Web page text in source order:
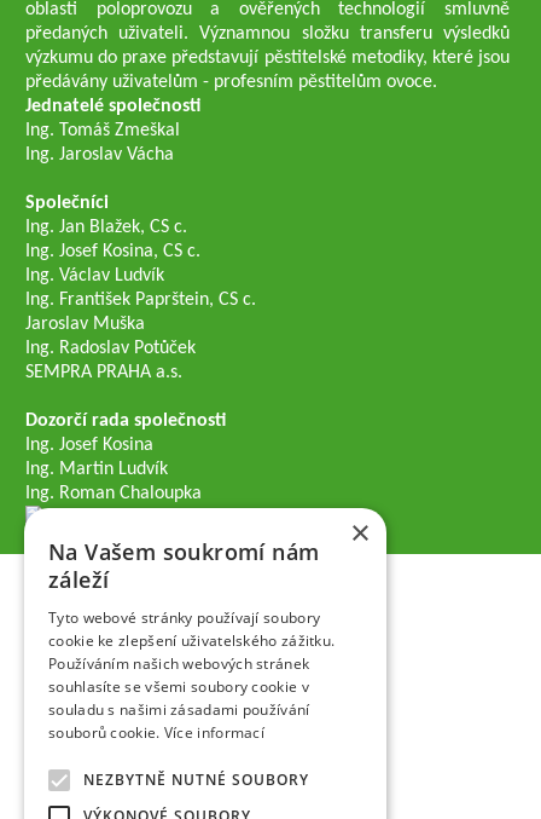
oblasti poloprovozu a ověřených technologií smluvně
předaných uživateli. Významnou složku transferu výsledků
výzkumu do praxe představují pěstitelské metodiky, které jsou
předávány uživatelům - profesním pěstitelům ovoce.
Jednatelé společnosti
Ing. Tomáš Zmeškal
Ing. Jaroslav Vácha
Společníci
Ing. Jan Blažek, CS c.
Ing. Josef Kosina, CS c.
Ing. Václav Ludvík
Ing. František Paprštein, CS c.
Jaroslav Muška
Ing. Radoslav Potůček
SEMPRA PRAHA a.s.
Dozorčí rada společnosti
Ing. Josef Kosina
Ing. Martin Ludvík
Ing. Roman Chaloupka
×
Na Vašem soukromí nám
záleží
Tyto webové stránky používají soubory
cookie ke zlepšení uživatelského zážitku.
Používáním našich webových stránek
souhlasíte se všemi soubory cookie v
souladu s našimi zásadami používání
souborů cookie. Více informací
NEZBYTNĚ NUTNÉ SOUBORY